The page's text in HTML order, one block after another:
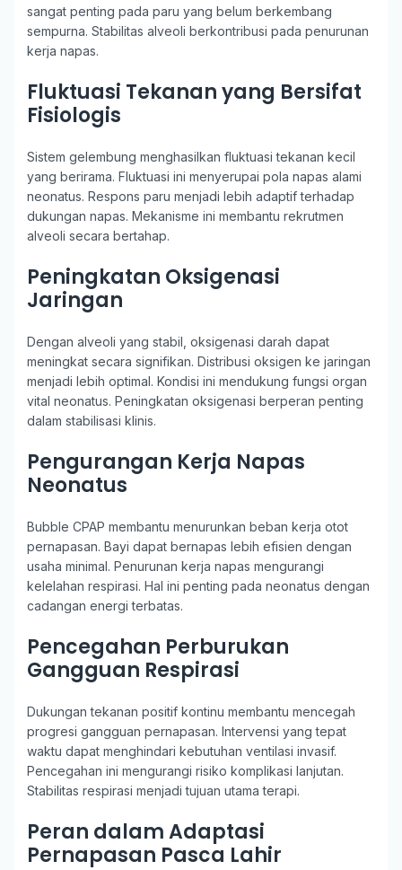
sangat penting pada paru yang belum berkembang
sempurna. Stabilitas alveoli berkontribusi pada penurunan
kerja napas.
Fluktuasi Tekanan yang Bersifat
Fisiologis
Sistem gelembung menghasilkan fluktuasi tekanan kecil
yang berirama. Fluktuasi ini menyerupai pola napas alami
neonatus. Respons paru menjadi lebih adaptif terhadap
dukungan napas. Mekanisme ini membantu rekrutmen
alveoli secara bertahap.
Peningkatan Oksigenasi
Jaringan
Dengan alveoli yang stabil, oksigenasi darah dapat
meningkat secara signifikan. Distribusi oksigen ke jaringan
menjadi lebih optimal. Kondisi ini mendukung fungsi organ
vital neonatus. Peningkatan oksigenasi berperan penting
dalam stabilisasi klinis.
Pengurangan Kerja Napas
Neonatus
Bubble CPAP membantu menurunkan beban kerja otot
pernapasan. Bayi dapat bernapas lebih efisien dengan
usaha minimal. Penurunan kerja napas mengurangi
kelelahan respirasi. Hal ini penting pada neonatus dengan
cadangan energi terbatas.
Pencegahan Perburukan
Gangguan Respirasi
Dukungan tekanan positif kontinu membantu mencegah
progresi gangguan pernapasan. Intervensi yang tepat
waktu dapat menghindari kebutuhan ventilasi invasif.
Pencegahan ini mengurangi risiko komplikasi lanjutan.
Stabilitas respirasi menjadi tujuan utama terapi.
Peran dalam Adaptasi
Pernapasan Pasca Lahir